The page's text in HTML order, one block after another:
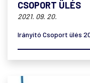
CSOPORT ÜLÉS
2021. 09. 20.
Irányító Csoport ülés